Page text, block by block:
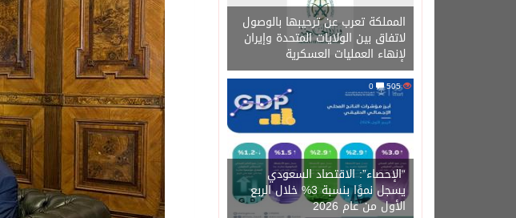
المملكة تعرب عن ترحيبها بالوصول
لاتفاق بين الولايات المتحدة وإيران
لإنهاء العمليات العسكرية
505
“الإحصاء”: الاقتصاد السعودي
يسجل نموًا بنسبة 3% خلال الربع
الأول من عام 2026